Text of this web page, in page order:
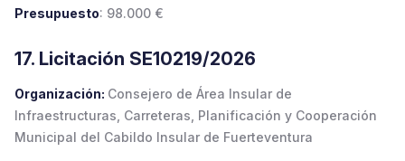
Presupuesto: 98.000 €
17. Licitación SE10219/2026
Organización: Consejero de Área Insular de
Infraestructuras, Carreteras, Planificación y Cooperación
Municipal del Cabildo Insular de Fuerteventura